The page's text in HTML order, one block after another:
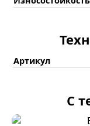
Артикул
С